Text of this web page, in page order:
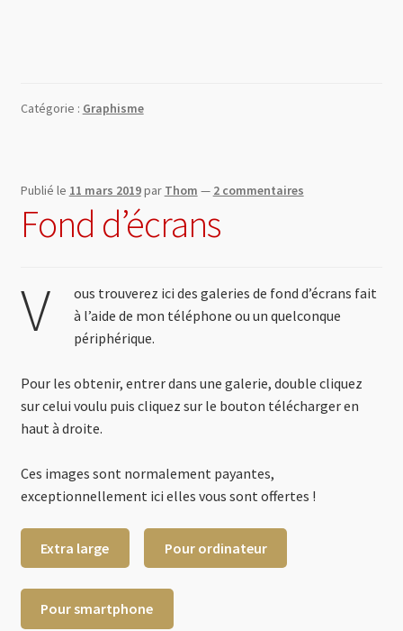
Catégorie : Graphisme
Publié le 11 mars 2019par Thom — 2 commentaires
Fond d’écrans
V
ous trouverez ici des galeries de fond d’écrans fait
à l’aide de mon téléphone ou un quelconque
périphérique.
Pour les obtenir, entrer dans une galerie, double cliquez
sur celui voulu puis cliquez sur le bouton télécharger en
haut à droite.
Ces images sont normalement payantes,
exceptionnellement ici elles vous sont offertes !
Extra large Pour ordinateur
Pour smartphone